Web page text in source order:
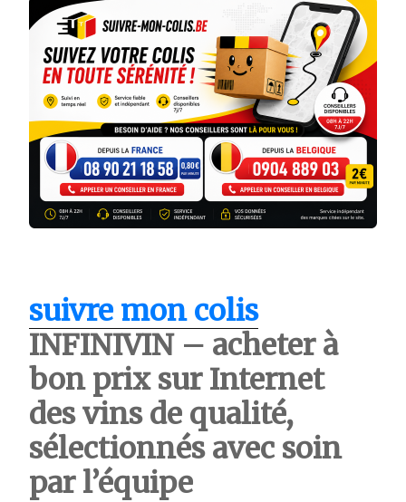
suivre mon colis
INFINIVIN – acheter à
bon prix sur Internet
des vins de qualité,
sélectionnés avec soin
par l’équipe